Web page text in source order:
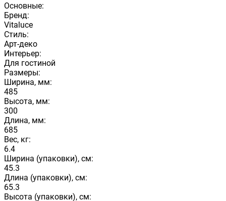
Основные:
Бренд:
Vitaluce
Стиль:
Арт-деко
Интерьер:
Для гостиной
Размеры:
Ширина, мм:
485
Высота, мм:
300
Длина, мм:
685
Вес, кг:
6.4
Ширина (упаковки), см:
45.3
Длина (упаковки), см:
65.3
Высота (упаковки), см: